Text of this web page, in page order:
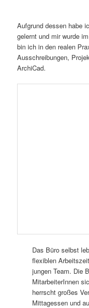
Aufgrund dessen habe
gelernt und mir wurde
bin ich in den realen
Ausschreibungen,
ArchiCad.
Das Büro selbst
flexiblen
jungen Team. Die
MitarbeiterInnen
herrscht großes
Mittagessen und